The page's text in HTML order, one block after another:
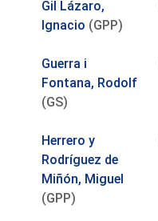
Gil Lázaro,
Ignacio (GPP)
Guerra i
Fontana, Rodolf
(GS)
Herrero y
Rodríguez de
Miñón, Miguel
(GPP)